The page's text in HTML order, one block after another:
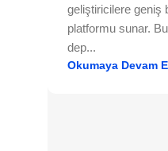
geliştiricilere geniş
platformu sunar.
dep...
Okumaya Devam